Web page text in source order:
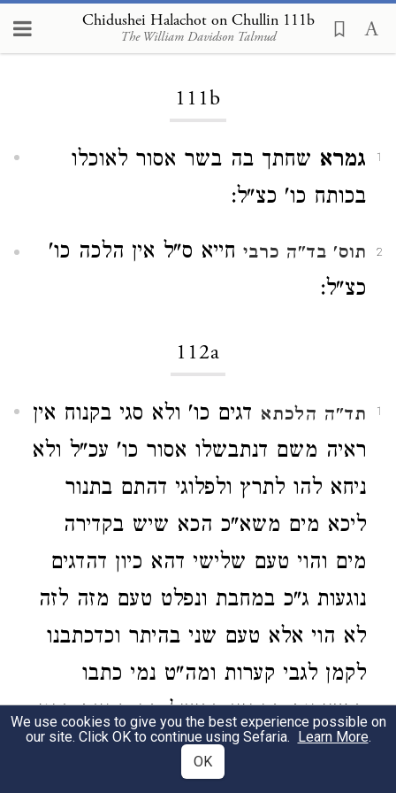
Chidushei Halachot on Chullin 111b
The William Davidson Talmud
Loading...
111b
1 גמרא שחתך בה בשר אסור לאוכלו
בכותח כו' כצ"ל:
2 תוס' בד"ה כרבי חייא ס"ל אין הלכה כו'
כצ"ל:
112a
1 תד"ה הלכתא דגים כו' ולא סגי בקנוח אין
ראיה משם דנתבשלו אסור כו' עכ"ל ולא
ניחא להו לתרץ ולפלוגי דהתם בתנור
ליכא מים משא"כ הכא שיש בקדירה
מים והוי טעם שלישי דהא כיון דהדגים
נוגעות ג"כ במחבת ונפלט טעם מזה לזה
לא הוי אלא טעם שני בהיתר וכדכתבנו
לקמן לגבי קערות ומה"ט נמי כתבו
בפשיטות בההיא דבישל בה חטאת דהוי
טעם שני באיסור ולא הוי טעם שני
We use cookies to give you the best experience possible on
our site. Click OK to continue using Sefaria. Learn More.
OK